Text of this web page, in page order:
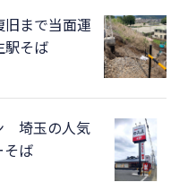
まで当面運
そば
埼玉の人気
ば